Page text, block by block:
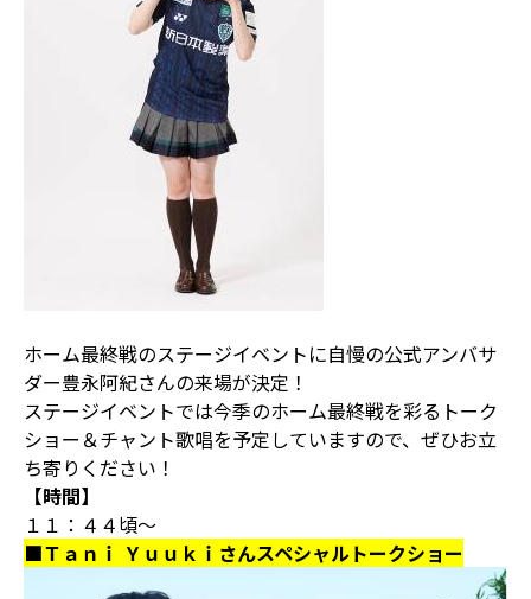
ホーム最終戦のステージイベントに自慢の公式アンバサ
ダー豊永阿紀さんの来場が決定！
ステージイベントでは今季のホーム最終戦を彩るトーク
ショー＆チャント歌唱を予定していますので、ぜひお立
ち寄りください！
【時間】
１１：４４頃～
■Ｔａｎｉ Ｙｕｕｋｉさんスペシャルトークショー